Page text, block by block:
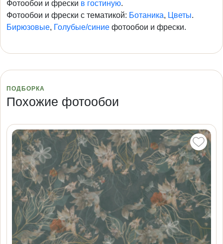
Фотообои и фрески в гостиную.
Фотообои и фрески с тематикой: Ботаника, Цветы.
Бирюзовые, Голубые/синие фотообои и фрески.
ПОДБОРКА
Похожие фотообои